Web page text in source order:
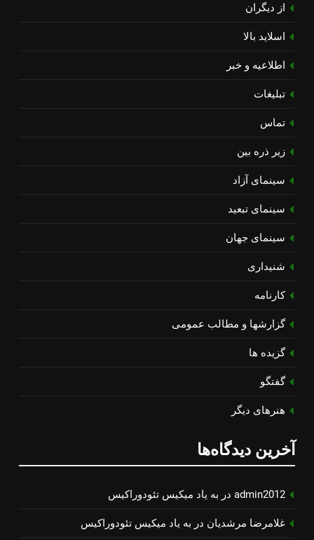
از دیگران
اسلاید بالا
اطلاعیه و خبر
تبلیغات
تماس
زیر ذره بین
سینمای آزاد
سینمای تبعید
سینمای جهان
شنیداری
کارنامه
گزارشها و مطالب عمومی
گزیده ها
گفتگو
هنرهای دیگر
آخرین دیدگاه‌ها
admin2012 در به یاد میكیس تئودوراكیس
غلامرضا مرشدیان در به یاد میكیس تئودوراكیس